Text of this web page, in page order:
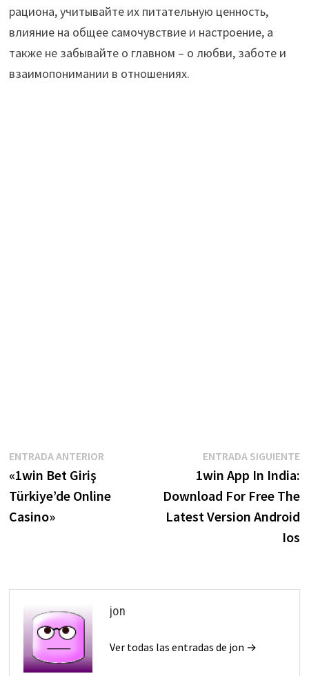
рациона, учитывайте их питательную ценность,
влияние на общее самочувствие и настроение, а
также не забывайте о главном – о любви, заботе и
взаимопонимании в отношениях.
Navegación
de
entradas
ENTRADA ANTERIOREntrada
«1win Bet Giriş
Türkiye’de Online
Casino»
ENTRADA SIGUIENTE
1win App In India:
Download For Free The
Latest Version Android
Ios
jon
Ver todas las entradas de jon →